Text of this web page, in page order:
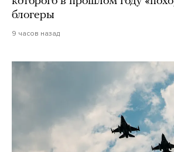
блогеры
9 часов назад